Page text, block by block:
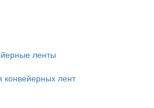
ленты
конвейерных лент